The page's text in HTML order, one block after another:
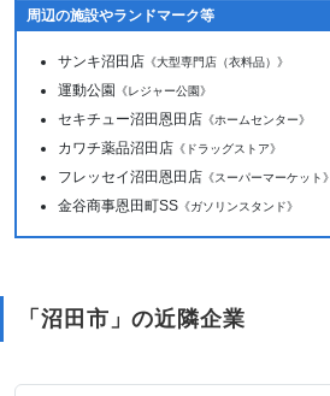
周辺の施設やランドマーク等
サンキ沼田店 《大型専門店（衣料品）》
運動公園 《レジャー公園》
セキチュー沼田恩田店 《ホームセンター》
カワチ薬品沼田店 《ドラッグストア》
フレッセイ沼田恩田店 《スーパーマーケット》
金谷商事恩田町SS 《ガソリンスタンド》
「沼田市」の近隣企業